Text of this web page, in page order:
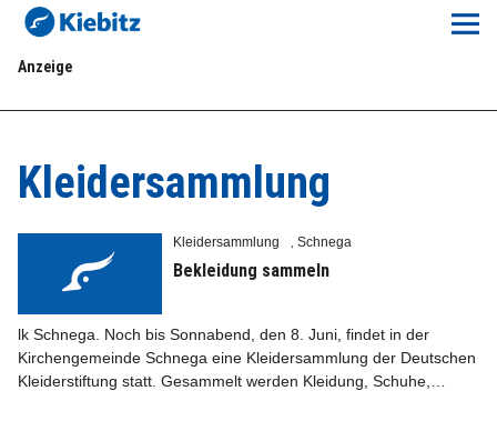
Kiebitz-Online
Anzeigenpreise
Meine Region Online
Elbeflirt
Anzeige
Kleidersammlung
Kleidersammlung ,Schnega
Bekleidung sammeln
lk Schnega. Noch bis Sonnabend, den 8. Juni, findet in der
Kirchengemeinde Schnega eine Kleidersammlung der Deutschen
Kleiderstiftung statt. Gesammelt werden Kleidung, Schuhe,…